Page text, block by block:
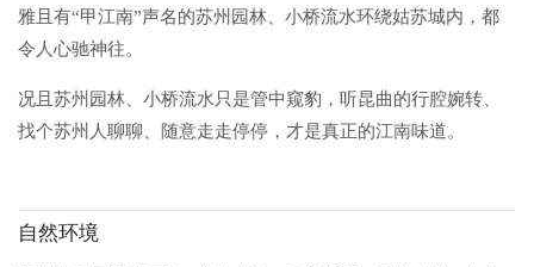
雅且有“甲江南”声名的苏州园林、小桥流水环绕姑苏城内，都
令人心驰神往。
况且苏州园林、小桥流水只是管中窥豹，听昆曲的行腔婉转、
找个苏州人聊聊、随意走走停停，才是真正的江南味道。
自然环境